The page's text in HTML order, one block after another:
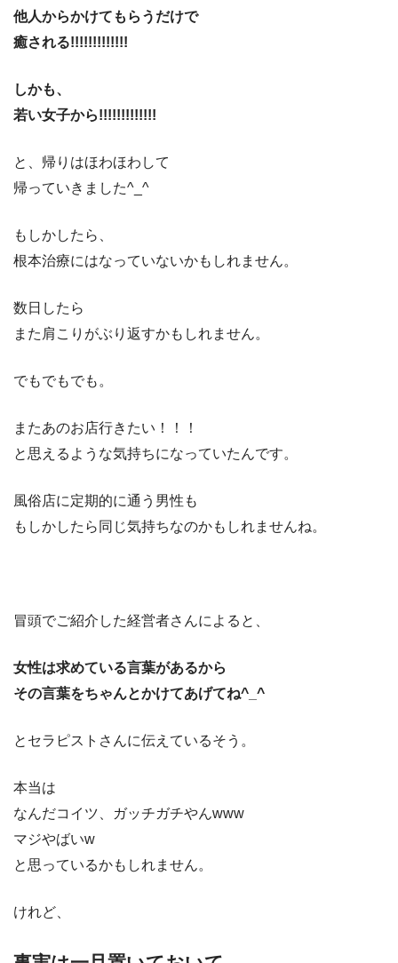
他人からかけてもらうだけで
癒される!!!!!!!!!!!!!
しかも、
若い女子から!!!!!!!!!!!!!
と、帰りはほわほわして
帰っていきました^_^
もしかしたら、
根本治療にはなっていないかもしれません。
数日したら
また肩こりがぶり返すかもしれません。
でもでもでも。
またあのお店行きたい！！！
と思えるような気持ちになっていたんです。
風俗店に定期的に通う男性も
もしかしたら同じ気持ちなのかもしれませんね。
冒頭でご紹介した経営者さんによると、
女性は求めている言葉があるから
その言葉をちゃんとかけてあげてね^_^
とセラピストさんに伝えているそう。
本当は
なんだコイツ、ガッチガチやんwww
マジやばいw
と思っているかもしれません。
けれど、